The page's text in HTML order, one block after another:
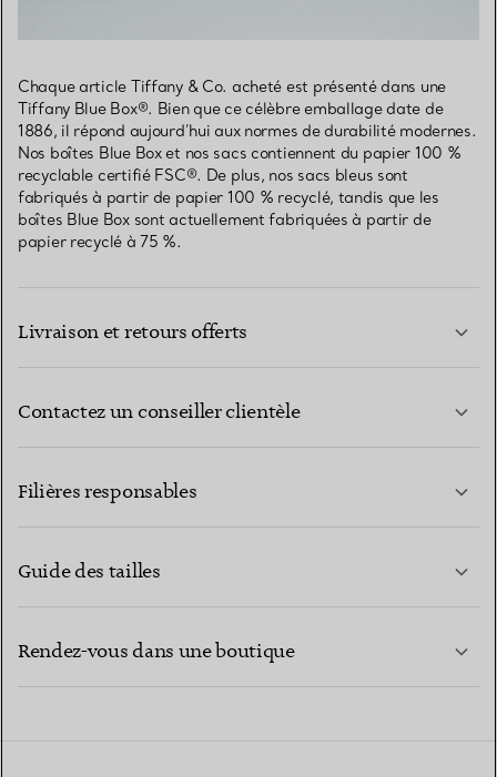
Chaque article Tiffany & Co. acheté est présenté dans une
Tiffany Blue Box®. Bien que ce célèbre emballage date de
1886, il répond aujourd’hui aux normes de durabilité modernes.
Nos boîtes Blue Box et nos sacs contiennent du papier 100 %
recyclable certifié FSC®. De plus, nos sacs bleus sont
fabriqués à partir de papier 100 % recyclé, tandis que les
boîtes Blue Box sont actuellement fabriquées à partir de
papier recyclé à 75 %.
Livraison et retours offerts
Contactez un conseiller clientèle
Filières responsables
Guide des tailles
Rendez-vous dans une boutique